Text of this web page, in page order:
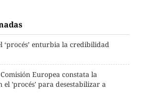
‘procés’ enturbia la credibilidad
Europea constata la
el 'procés' para desestabilizar a